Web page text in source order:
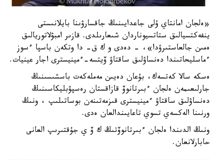
«ەلجان امانتاي ۇلى جاعدايىنىڭ جاقسارۋىنا بايلانىستى
ينفەكتسيالىق ستاتسيوناردان شىعارىلدى. قازىر امبۋلاتوريالىق
ەمىن جالعاستىرۋدا»، - دەدى و ك ق- دا وتكەن باسپا ءسوز
ءماسليحاتىندا دەنساۋلىق ساقتاۋ ۆيتسە-ءمينيسترى اجار عينيات.
ەسكە سالا كەتسەك، بۇعان دەيىن مەملەكەت باسشىسىنىڭ
جارلىعىمەن ەلجان ءبىرتانوۆ قازاقستان رەسپۋبليكاسىنىڭ
دەنساۋلىق ساقتاۋ ءمينيسترى قىزمەتىنەن بوساتىلىپ ، ونىڭ
ورنىنا الەكسەي تسوي تاعايىندالعان ەدى.
ونىڭ الدىندا ەلجان ءبىرتانوۆتىڭ ك ۆ ي جۇقتىرىپ العانى
حابارلانعان.